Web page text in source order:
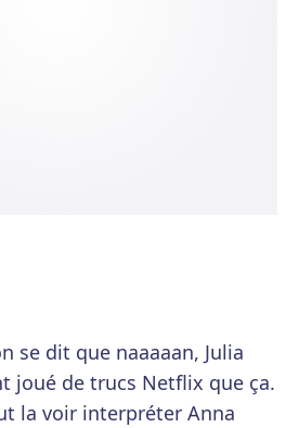
se dit que naaaaan, Julia
joué de trucs Netflix que ça.
la voir interpréter Anna